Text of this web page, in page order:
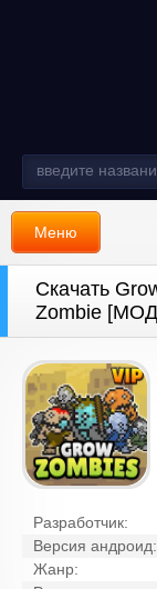
Меню
Скачать
Zombie [МОД
Разработчик:
Версия андроид:
Жанр: